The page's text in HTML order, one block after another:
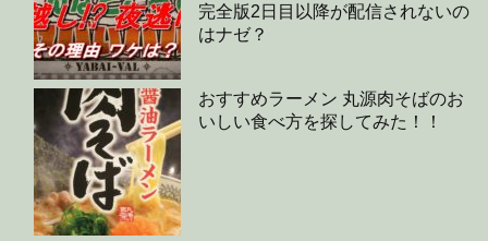
完全版2日目以降が配信されないの
はナゼ？
おすすめラーメン 丸源肉そばのお
いしい食べ方を探してみた！！